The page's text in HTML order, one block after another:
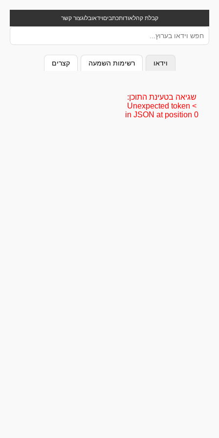
קבלת קהלאודותכתביםוידאובלוגצור קשר
וידאו רשימות השמעה קצרים
שגיאה בטעינת התוכן:
Unexpected token <
in JSON at position 0